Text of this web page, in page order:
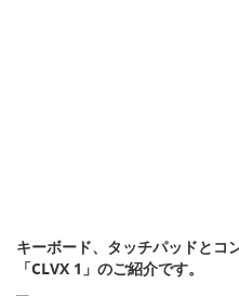
キーボード、タッチパッドとコ
「CLVX 1」のご紹介です。